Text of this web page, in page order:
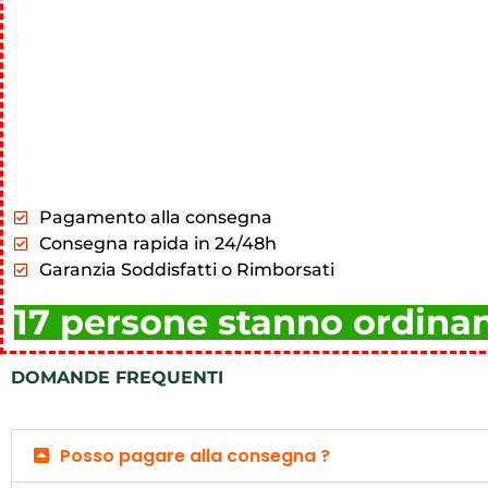
Pagamento alla consegna
Consegna rapida in 24/48h
Garanzia Soddisfatti o Rimborsati
17 persone stanno
DOMANDE FREQUENTI
Posso pagare alla consegna ?